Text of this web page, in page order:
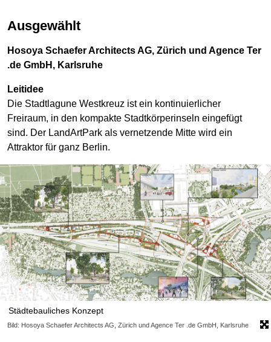
Ausgewählt
Hosoya Schaefer Architects AG, Zürich und Agence Ter
.de GmbH, Karlsruhe
Leitidee
Die Stadtlagune Westkreuz ist ein kontinuierlicher
Freiraum, in den kompakte Stadtkörperinseln eingefügt
sind. Der LandArtPark als vernetzende Mitte wird ein
Attraktor für ganz Berlin.
Städtebauliches Konzept
Bild: Hosoya Schaefer Architects AG, Zürich und Agence Ter .de GmbH, Karlsruhe